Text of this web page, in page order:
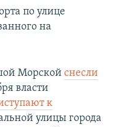
по улице
на
Морской снесли
власти
к
улицы города